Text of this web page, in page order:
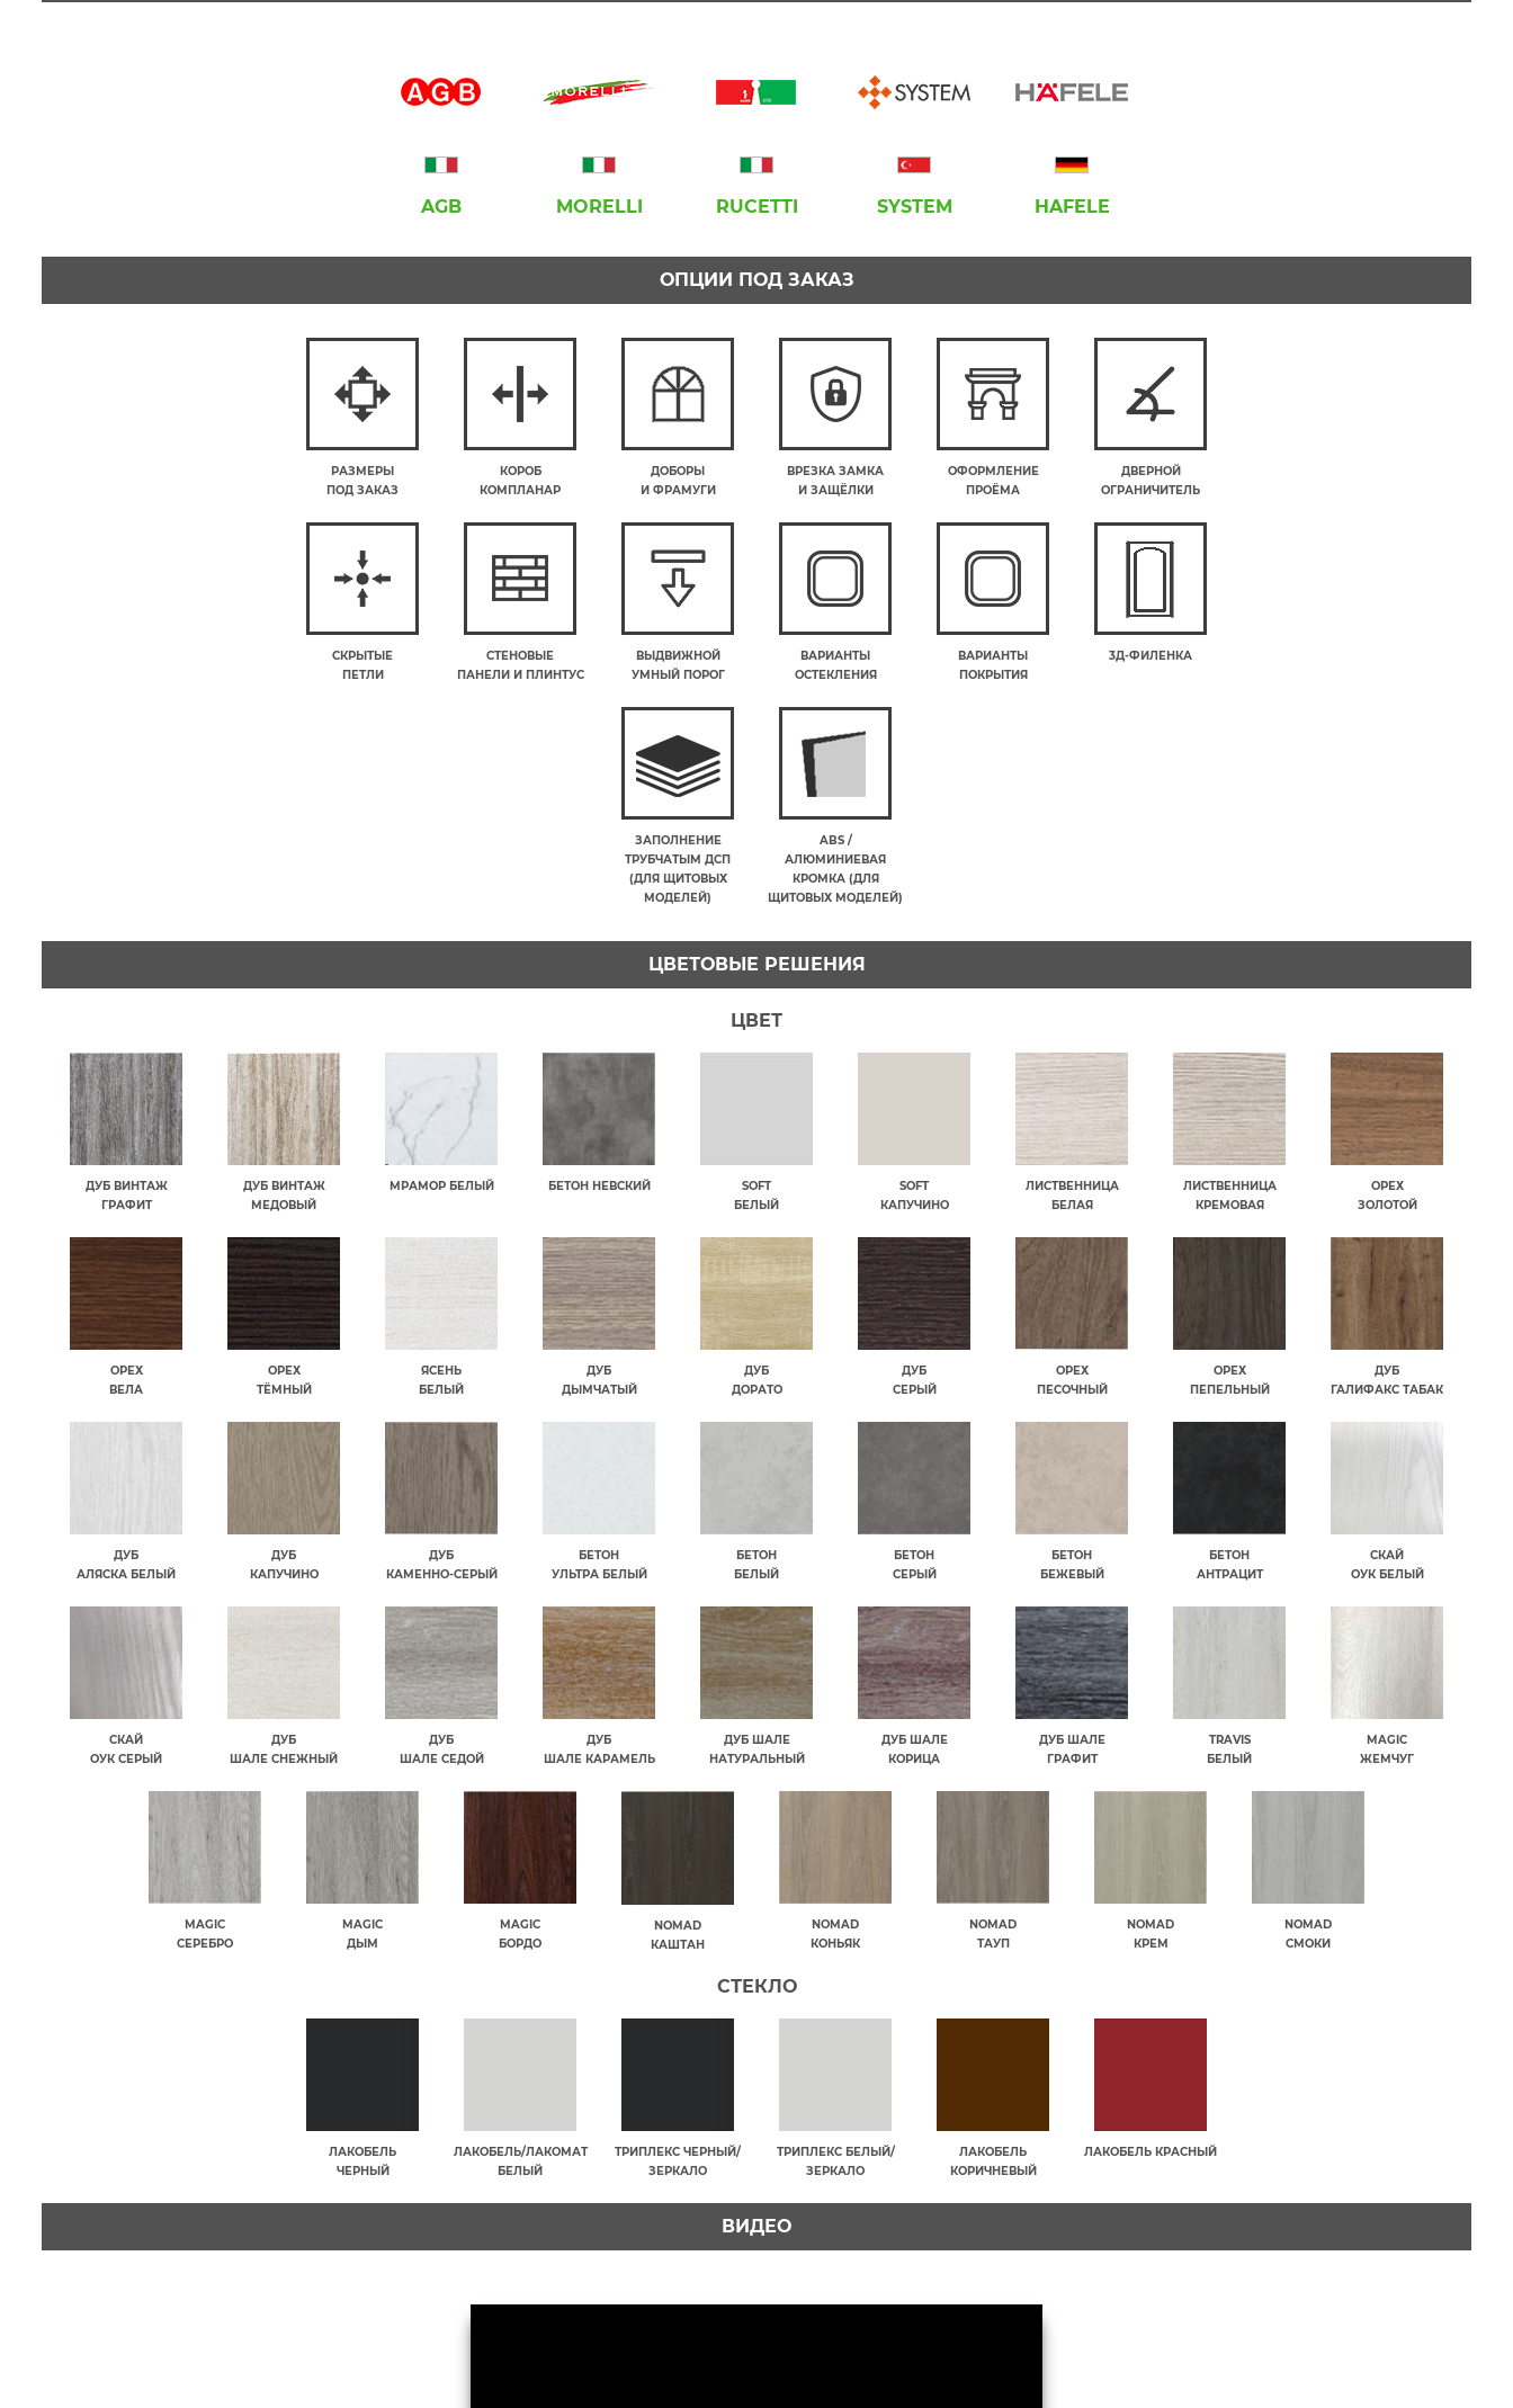
AGB MORELLI RUCETTI SYSTEM HAFELE
ОПЦИИ ПОД ЗАКАЗ
РАЗМЕРЫ
ПОД ЗАКАЗ
КОРОБ
КОМПЛАНАР
ДОБОРЫ
И ФРАМУГИ
ВРЕЗКА ЗАМКА
И ЗАЩЁЛКИ
ОФОРМЛЕНИЕ
ПРОЁМА
ДВЕРНОЙ
ОГРАНИЧИТЕЛЬ
СКРЫТЫЕ
ПЕТЛИ
СТЕНОВЫЕ
ПАНЕЛИ И ПЛИНТУС
ВЫДВИЖНОЙ
УМНЫЙ ПОРОГ
ВАРИАНТЫ
ОСТЕКЛЕНИЯ
ВАРИАНТЫ
ПОКРЫТИЯ
3Д-ФИЛЕНКА
ЗАПОЛНЕНИЕ
ТРУБЧАТЫМ ДСП
(ДЛЯ ЩИТОВЫХ
МОДЕЛЕЙ)
ABS /
АЛЮМИНИЕВАЯ
КРОМКА (ДЛЯ
ЩИТОВЫХ МОДЕЛЕЙ)
ЦВЕТОВЫЕ РЕШЕНИЯ
ЦВЕТ
ДУБ ВИНТАЖ
ГРАФИТ
ДУБ ВИНТАЖ
МЕДОВЫЙ
МРАМОР БЕЛЫЙ БЕТОН НЕВСКИЙ
SOFT
БЕЛЫЙ
SOFT
КАПУЧИНО
ЛИСТВЕННИЦА
БЕЛАЯ
ЛИСТВЕННИЦА
КРЕМОВАЯ
ОРЕХ
ЗОЛОТОЙ
ОРЕХ
ВЕЛА
ОРЕХ
ТЁМНЫЙ
ЯСЕНЬ
БЕЛЫЙ
ДУБ
ДЫМЧАТЫЙ
ДУБ
ДОРАТО
ДУБ
СЕРЫЙ
ОРЕХ
ПЕСОЧНЫЙ
ОРЕХ
ПЕПЕЛЬНЫЙ
ДУБ
ГАЛИФАКС ТАБАК
ДУБ
АЛЯСКА БЕЛЫЙ
ДУБ
КАПУЧИНО
ДУБ
КАМЕННО-СЕРЫЙ
БЕТОН
УЛЬТРА БЕЛЫЙ
БЕТОН
БЕЛЫЙ
БЕТОН
СЕРЫЙ
БЕТОН
БЕЖЕВЫЙ
БЕТОН
АНТРАЦИТ
СКАЙ
ОУК БЕЛЫЙ
СКАЙ
ОУК СЕРЫЙ
ДУБ
ШАЛЕ СНЕЖНЫЙ
ДУБ
ШАЛЕ СЕДОЙ
ДУБ
ШАЛЕ КАРАМЕЛЬ
ДУБ ШАЛЕ
НАТУРАЛЬНЫЙ
ДУБ ШАЛЕ
КОРИЦА
ДУБ ШАЛЕ
ГРАФИТ
TRAVIS
БЕЛЫЙ
MAGIC
ЖЕМЧУГ
MAGIC
СЕРЕБРО
MAGIC
ДЫМ
MAGIC
БОРДО
NOMAD
КАШТАН
NOMAD
КОНЬЯК
NOMAD
ТАУП
NOMAD
КРЕМ
NOMAD
СМОКИ
СТЕКЛО
ЛАКОБЕЛЬ
ЧЕРНЫЙ
ЛАКОБЕЛЬ/ЛАКОМАТ
БЕЛЫЙ
ТРИПЛЕКС ЧЕРНЫЙ/
ЗЕРКАЛО
ТРИПЛЕКС БЕЛЫЙ/
ЗЕРКАЛО
ЛАКОБЕЛЬ
КОРИЧНЕВЫЙ
ЛАКОБЕЛЬ КРАСНЫЙ
ВИДЕО